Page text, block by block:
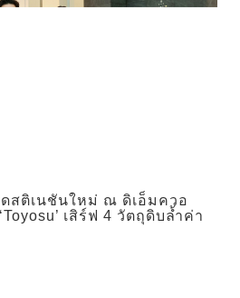
ดสติเนชันใหม่ ณ ดิเอ็มควอ
เสิร์ฟ 4 วัตถุดิบล้ำค่า